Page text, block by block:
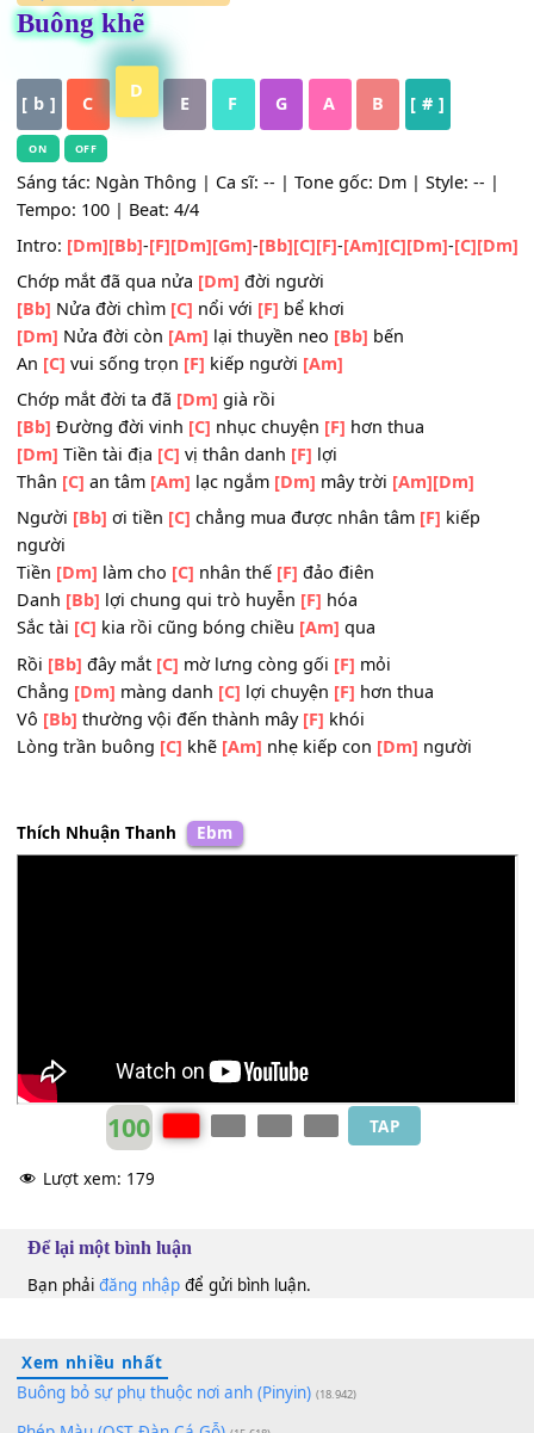
HỢP ÂM ,Nhạc Trữ Tình
Buông khẽ
[ b ] C E F G A B [ # ]
ON
Sáng tác: Ngàn Thông | Ca sĩ: -- | Tone gốc: Dm | Style:
Tempo: 100 | Beat: 4/4
Intro:[Dm][Bb]- [F][Dm] [Gm]-[Bb][C][F] -[Am]
Chớp mắt đã qua nửa[Dm]đời người
[Bb]Nửa đời chìm[C]nổi với
[Dm]Nửa đời còn [Am]lại thuyền neo[Bb]bến
An[C]vui sống trọn [F]kiếp người[Am]
Chớp mắt đời ta đã [Dm]
[Bb]Đường đời vinh nhục chuyện
hơn thua
[Dm]Tiền tài địa[C] vị thân danh[F]lợi
Thân[C]an tâm[Am] lạc ngắm[Dm]mây trời
Người[Bb]ơi tiền[C]chẳng mua được nhân tâm
người
Tiền[Dm]làm cho[C] nhân thế[F] đảo điên
Danh[Bb]lợi chung qui trò huyễn[F]hóa
Sắc tài[C]kia rồi cũng bóng chiều[Am] qua
Chẳng[Dm]màng danh[C]
Vô[Bb]thường vội đến thành mây[F]khói
Lượt xem: 179